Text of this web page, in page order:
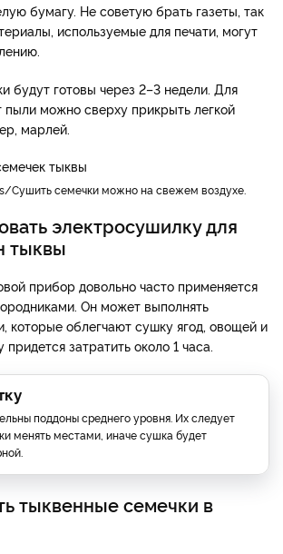
бумагу. Не советую брать газеты, так
используемые для печати, могут
будут готовы через 2–3 недели. Для
пыли можно сверху прикрыть легкой
марлей.
Сушить семечки можно на свежем воздухе.
электросушилку для
тыквы
прибор довольно часто применяется
Он может выполнять
которые облегчают сушку ягод, овощей и
затратить около 1 часа.
поддоны среднего уровня. Их следует
менять местами, иначе сушка будет
тыквенные семечки в